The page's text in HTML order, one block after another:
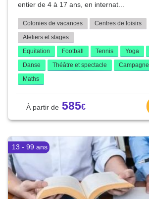
entier de 4 à 17 ans, en internat...
Colonies de vacances
Centres de loisirs
Ateliers et stages
Equitation
Football Tennis Yoga
Danse
Théâtre et spectacle Campagne
Maths
585
13 - 99 ans